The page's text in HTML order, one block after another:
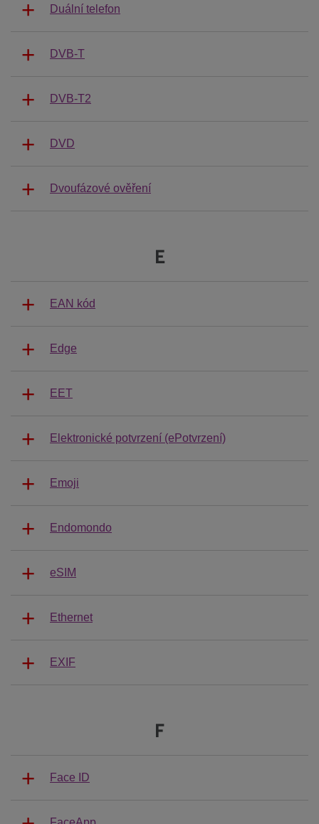
Duální telefon
DVB-T
DVB-T2
DVD
Dvoufázové ověření
E
EAN kód
Edge
EET
Elektronické potvrzení (ePotvrzení)
Emoji
Endomondo
eSIM
Ethernet
EXIF
F
Face ID